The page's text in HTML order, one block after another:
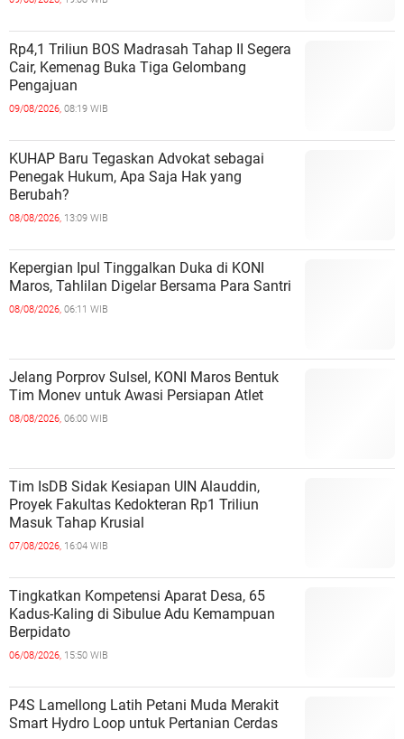
Rp4,1 Triliun BOS Madrasah Tahap II Segera
Cair, Kemenag Buka Tiga Gelombang
Pengajuan
09/08/2026, 08:19 WIB
KUHAP Baru Tegaskan Advokat sebagai
Penegak Hukum, Apa Saja Hak yang
Berubah?
08/08/2026, 13:09 WIB
Kepergian Ipul Tinggalkan Duka di KONI
Maros, Tahlilan Digelar Bersama Para Santri
08/08/2026, 06:11 WIB
Jelang Porprov Sulsel, KONI Maros Bentuk
Tim Monev untuk Awasi Persiapan Atlet
08/08/2026, 06:00 WIB
Tim IsDB Sidak Kesiapan UIN Alauddin,
Proyek Fakultas Kedokteran Rp1 Triliun
Masuk Tahap Krusial
07/08/2026, 16:04 WIB
Tingkatkan Kompetensi Aparat Desa, 65
Kadus-Kaling di Sibulue Adu Kemampuan
Berpidato
06/08/2026, 15:50 WIB
P4S Lamellong Latih Petani Muda Merakit
Smart Hydro Loop untuk Pertanian Cerdas